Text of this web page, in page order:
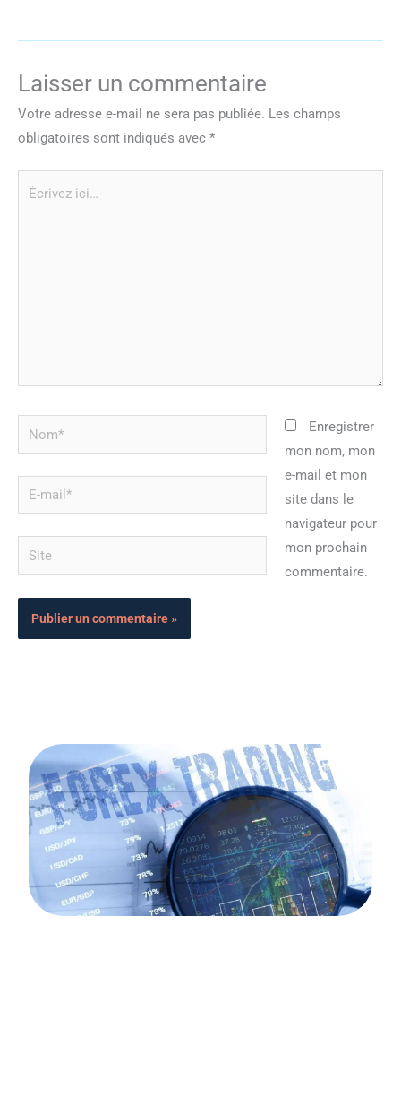
Laisser un commentaire
Votre adresse e-mail ne sera pas publiée. Les champs
obligatoires sont indiqués avec *
Nom*
mail*
Site
Enregistrer
mon nom, mon
e-mail et mon
site dans le
navigateur pour
mon prochain
commentaire.